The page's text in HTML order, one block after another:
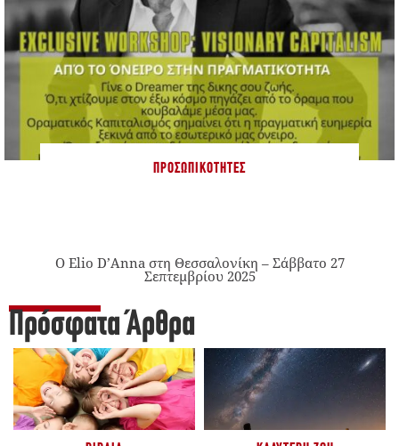
ΠΡΟΣΩΠΙΚΌΤΗΤΕΣ
Ο Elio D’Anna στη Θεσσαλονίκη – Σάββατο 27
Σεπτεμβρίου 2025
Πρόσφατα Άρθρα